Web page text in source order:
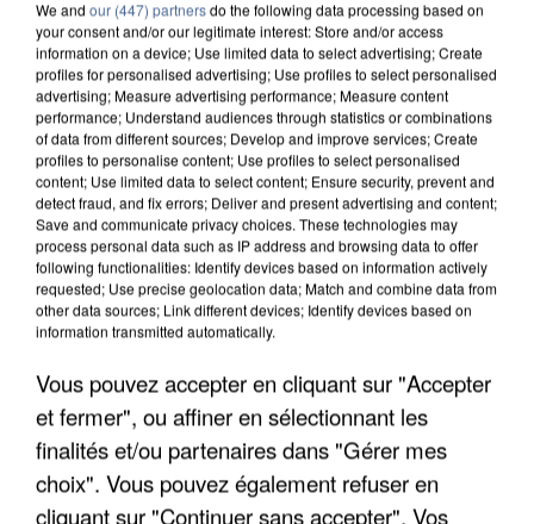
INTERPELLÉ EN ALGÉRIE
We and our (447) partnersdo the following data processing based on
your consent and/or our legitimate interest: Store and/or access
information on a device; Use limited data to select advertising; Create
profiles for personalised advertising; Use profiles to select personalised
advertising; Measure advertising performance; Measure content
performance; Understand audiences through statistics or combinations
of data from different sources; Develop and improve services; Create
profiles to personalise content; Use profiles to select personalised
content; Use limited data to select content; Ensure security, prevent and
detect fraud, and fix errors; Deliver and present advertising and content;
Save and communicate privacy choices. These technologies may
process personal data such as IP address and browsing data to offer
following functionalities: Identify devices based on information actively
requested; Use precise geolocation data; Match and combine data from
other data sources; Link different devices; Identify devices based on
information transmitted automatically.
Vous pouvez accepter en cliquant sur "Accepter
et fermer", ou affiner en sélectionnant les
finalités et/ou partenaires dans "Gérer mes
choix". Vous pouvez également refuser en
cliquant sur "Continuer sans accepter". Vos